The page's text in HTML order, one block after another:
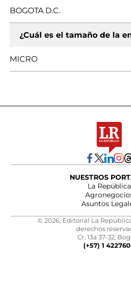
BOGOTA D.C.
¿Cuál es el tamaño de la
MICRO
NUESTROS
La República
Asuntos
© 2026, Editorial La República
derechos
Cr. 13a 37-32,
(+57) 1